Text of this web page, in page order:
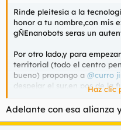
Rinde pleitesia a la
honor a tu nombre,con mis
gÑEnanobots seras un
Por otro lado,y para
territorial (todo el centro
bueno) propongo a @curro
despejar el sur,en pos de la
trabuco 2.0 que es
Homer,pero que dispara
es la navaja toledana de
dios manda!!Con filo ultra
Haz clic
Adelante con esa alianza